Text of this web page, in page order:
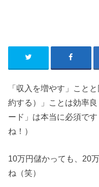
「収入を増やす」こと
約する）」ことは効率
ード」は本当に必須で
ね！）
10万円儲かっても、20
ね（笑）